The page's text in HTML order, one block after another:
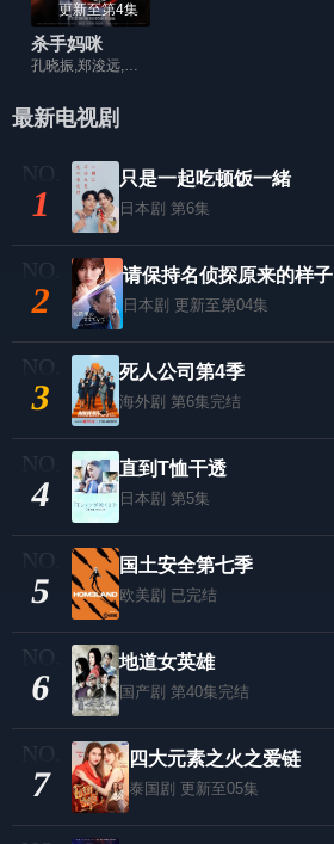
更新至第4集
杀手妈咪
孔晓振,郑浚远,李相二,成东日
最新电视剧
1
只是一起吃顿饭一緒
日本剧 第6集
2
请保持名侦探原来的样子
日本剧 更新至第04集
3
死人公司第4季
海外剧 第6集完结
4
直到T恤干透
日本剧 第5集
5
国土安全第七季
欧美剧 已完结
6
地道女英雄
国产剧 第40集完结
7
四大元素之火之爱链
泰国剧 更新至05集